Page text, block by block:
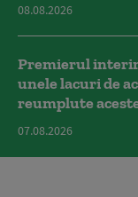
08.08.2026
Premierul
unele lacuri de
reumplute
07.08.2026